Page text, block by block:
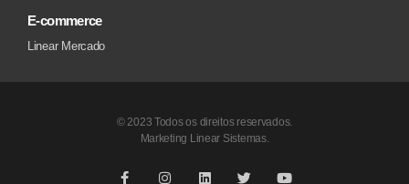
E-commerce
Linear Mercado
© 2023 Todos os direitos reservados.
Marketing Linear Sistemas.